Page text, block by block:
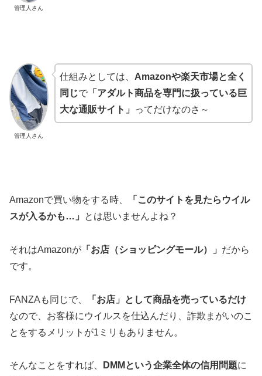
管理人さん
管理人さん
仕組みとしては、 Amazonや楽天市場と全く
同じで「アダルト商品を専門に扱っている巨
大な通販サイト」
ってだけなのさ～
Amazonで買い物をする時、
「このサイトを見たらウイル
スが入るかも…」
とは思いませんよね？
それはAmazonが 「お店（ショッピングモール）」 だから
です。
FANZAも同じで、
「お店」として商品を売っているだけ
なので、お客様にウイルスを仕込んだり、詐欺まがいのこ
とをするメリットが1ミリもありません。
そんなことをすれば、 DMMという企業全体の信用問題に